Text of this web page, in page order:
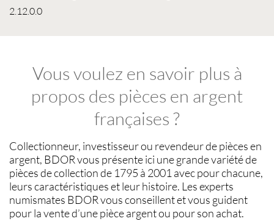
2.12.0.0
Vous voulez en savoir plus à
propos des pièces en argent
françaises ?
Collectionneur, investisseur ou revendeur depièces en
argent, BDORvous présente ici une grande variété de
pièces de collectionde 1795 à 2001 avec pour chacune,
leurs caractéristiques et leur histoire. Les experts
numismates BDORvous conseillent et vous guident
pour lavente d’une pièce argentou pour son achat.